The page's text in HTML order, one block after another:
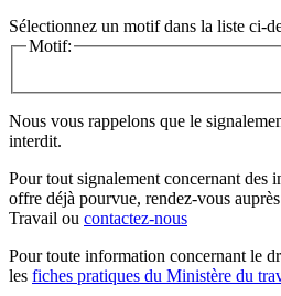
Sélectionnez un motif dans la liste ci-
Motif:
Nous vous rappelons que le
interdit.
Pour tout signalement concernant des
offre déjà pourvue, rendez-vous
Travail ou contactez-nous
Pour toute information concernant le
les fiches pratiques du Ministère du